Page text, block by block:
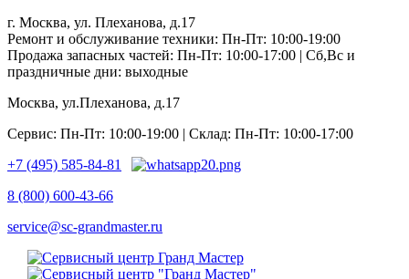
г. Москва, ул. Плеханова, д.17
Ремонт и обслуживание техники: Пн-Пт: 10:00-19:00
Продажа запасных частей: Пн-Пт: 10:00-17:00 | Сб,Вс и
праздничные дни: выходные
Москва, ул.Плеханова, д.17
Сервис: Пн-Пт: 10:00-19:00 | Склад: Пн-Пт: 10:00-17:00
+7 (495) 585-84-81
8 (800) 600-43-66
service@sc-grandmaster.ru